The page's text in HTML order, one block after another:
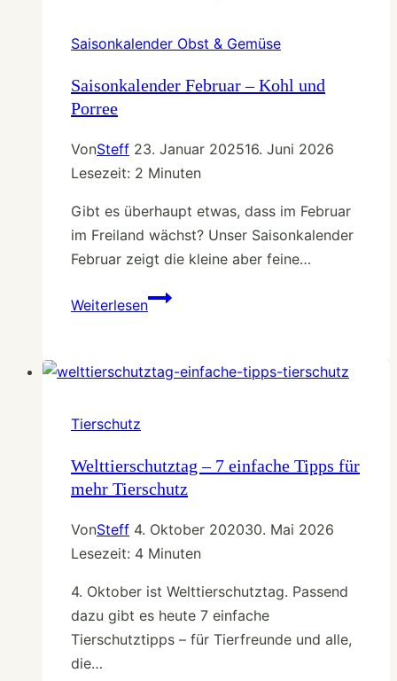
Saisonkalender Obst & Gemüse
Saisonkalender Februar – Kohl und
Porree
VonSteff 23. Januar 202516. Juni 2026
Lesezeit: 2 Minuten
Gibt es überhaupt etwas, dass im Februar
im Freiland wächst? Unser Saisonkalender
Februar zeigt die kleine aber feine…
WeiterlesenSaisonkalender
Kohl
Tierschutz
Welttierschutztag – 7 einfache Tipps für
mehr Tierschutz
VonSteff 4. Oktober 202030. Mai 2026
Lesezeit: 4 Minuten
4. Oktober ist Welttierschutztag. Passend
dazu gibt es heute 7 einfache
Tierschutztipps – für Tierfreunde und alle,
die…